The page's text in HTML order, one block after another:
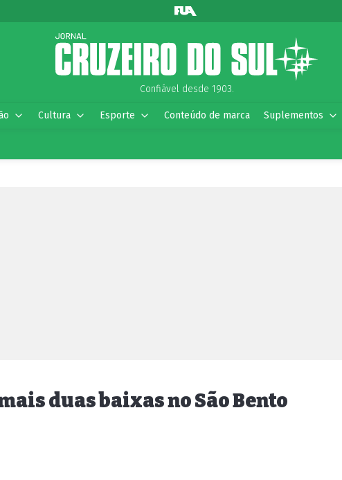
Confiável desde 1903.
Cultura Esporte Conteúdo de marca Suplementos
duas baixas no São Bento